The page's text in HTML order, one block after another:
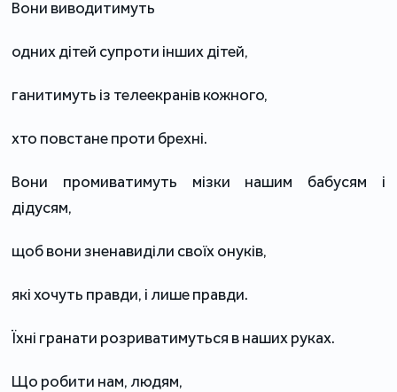
Вони виводитимуть
одних дітей супроти інших дітей,
ганитимуть із телеекранів кожного,
хто повстане проти брехні.
Вони промиватимуть мізки нашим бабусям і
дідусям,
щоб вони зненавиділи своїх онуків,
які хочуть правди, і лише правди.
Їхні гранати розриватимуться в наших руках.
Що робити нам, людям,